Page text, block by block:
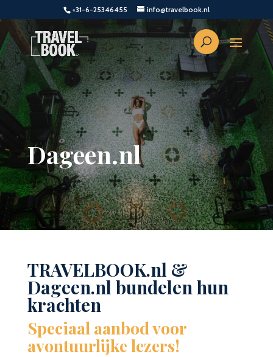
+31-6-25346455 info@travelbook.nl
Dageen.nl
TRAVELBOOK.nl &
Dageen.nl bundelen hun
krachten
Speciaal aanbod voor
avontuurlijke lezers!